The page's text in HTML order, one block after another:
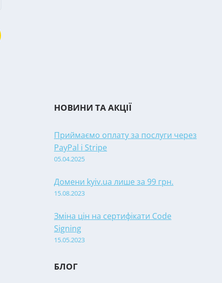
НОВИНИ ТА АКЦІЇ
Приймаємо оплату за послуги через
PayPal і Stripe
05.04.2025
Домени kyiv.ua лише за 99 грн.
15.08.2023
Зміна цін на сертифікати Code
Signing
15.05.2023
БЛОГ